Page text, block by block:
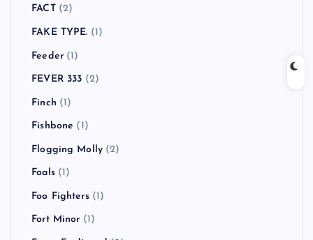
FACT(2)
FAKE TYPE. (1)
Feeder(1)
FEVER 333 (2)
Finch (1)
Fishbone (1)
Flogging Molly (2)
Foals(1)
Foo Fighters(1)
Fort Minor (1)